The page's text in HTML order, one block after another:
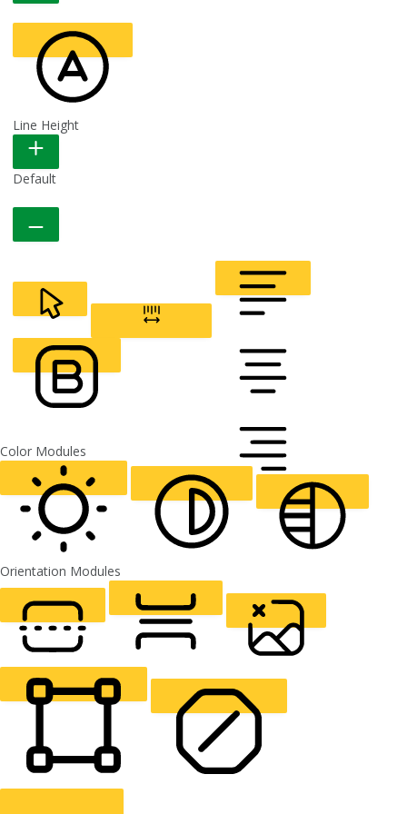
READABLE FONT
Line Height
Default
CURSOR
ALIGN TEXT
FONT WEIGHT
Color Modules
LIGHT CONTRAST HIGH CONTRAST
Orientation Modules
READING LINE READING MASK HIDE IMAGES